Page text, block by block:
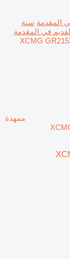
المقدمة سنة
في المقدمة
ممهدة